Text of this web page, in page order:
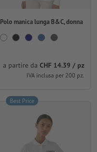
Polo manica lunga B&C, donna
a partire da CHF 14.39 / pz
IVA inclusa per 200 pz.
Best Price